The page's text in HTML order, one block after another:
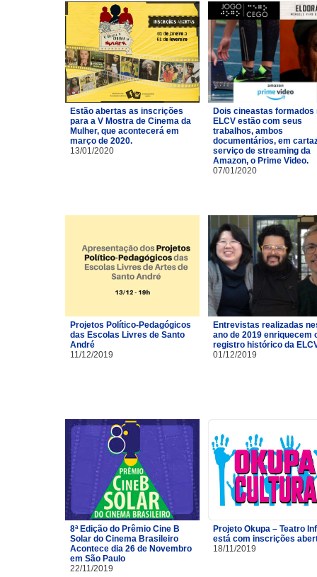
Estão abertas as inscrições
para a V Mostra de Cinema da
Mulher, que acontecerá em
março de 2020.
13/01/2020
Dois cineastas formados
ELCV estão com seus
trabalhos, ambos
documentários, em
serviço de streaming da
Amazon, o Prime Video.
07/01/2020
Projetos Político-Pedagógicos
das Escolas Livres de Santo
André
11/12/2019
Entrevistas realizadas
ano de 2019 enriquecem
registro histórico da
01/12/2019
8ª Edição do Prêmio Cine B
Solar do Cinema Brasileiro
Acontece dia 26 de Novembro
em São Paulo
22/11/2019
Projeto Okupa – Teatro
está com inscrições
18/11/2019